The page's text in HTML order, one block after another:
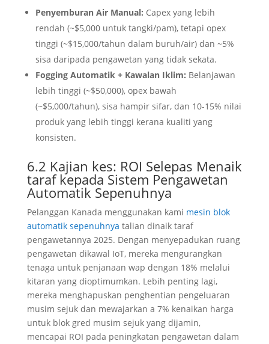
Penyemburan Air Manual: Capex yang lebih
rendah (~$5,000 untuk tangki/pam), tetapi opex
tinggi (~$15,000/tahun dalam buruh/air) dan ~5%
sisa daripada pengawetan yang tidak sekata.
Fogging Automatik + Kawalan Iklim: Belanjawan
lebih tinggi (~$50,000), opex bawah
(~$5,000/tahun), sisa hampir sifar, dan 10-15% nilai
produk yang lebih tinggi kerana kualiti yang
konsisten.
6.2 Kajian kes: ROI Selepas Menaik
taraf kepada Sistem Pengawetan
Automatik Sepenuhnya
Pelanggan Kanada menggunakan kami mesin blok
automatik sepenuhnya talian dinaik taraf
pengawetannya 2025. Dengan menyepadukan ruang
pengawetan dikawal IoT, mereka mengurangkan
tenaga untuk penjanaan wap dengan 18% melalui
kitaran yang dioptimumkan. Lebih penting lagi,
mereka menghapuskan penghentian pengeluaran
musim sejuk dan mewajarkan a 7% kenaikan harga
untuk blok gred musim sejuk yang dijamin,
mencapai ROI pada peningkatan pengawetan dalam